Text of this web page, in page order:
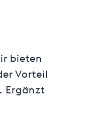
bieten
Vorteil
Ergänzt